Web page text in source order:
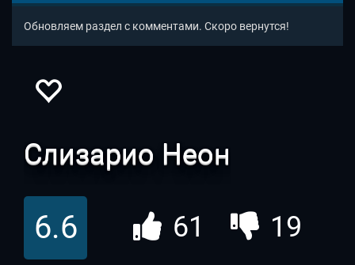
Обновляем раздел с комментами. Скоро вернутся!
Слизарио Неон
6.6 61 19